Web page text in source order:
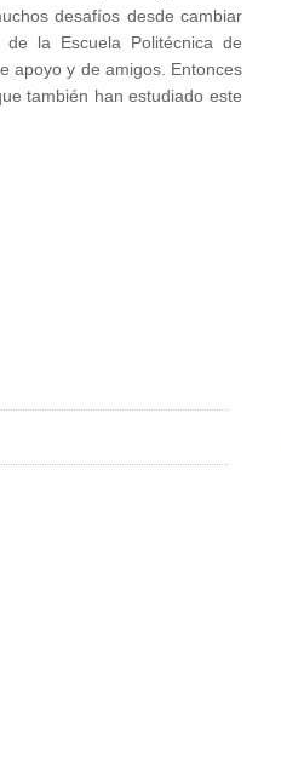
desafíos desde cambiar
la Escuela Politécnica de
apoyo y de amigos. Entonces
también han estudiado este